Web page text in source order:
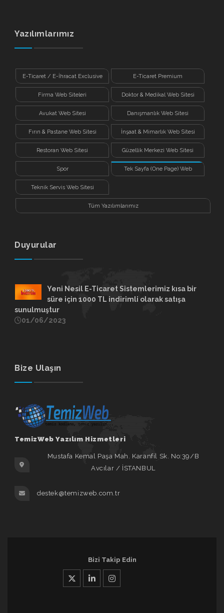
Yazılımlarımız
E-Ticaret / E-İhracat Exclusive E-Ticaret Premium
Firma Web Siteleri Doktor & Medikal Web Sitesi
Avukat Web Sitesi Danışmanlık Web Sitesi
Fırın & Pastane Web Sitesi İnşaat & Mimarlık Web Sitesi
Restoran Web Sitesi Güzellik Merkezi Web Sitesi
Spor Tek Sayfa (One Page) Web
Teknik Servis Web Sitesi
Tüm Yazılımlarımız
Duyurular
Yeni Nesil E-Ticaret Sistemlerimiz kısa bir
süre için 1000 TL indirimli olarak satışa
sunulmuştur
01/06/2023
Bize Ulaşın
TemizWeb Yazılım Hizmetleri
Mustafa Kemal Paşa Mah. Karanfil Sk. No:39/B
Avcılar / İSTANBUL
destek@temizweb.com.tr
Bizi Takip Edin